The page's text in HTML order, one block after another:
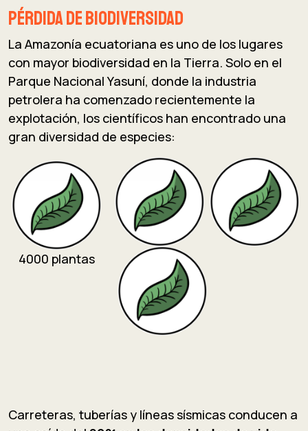
Pérdida de Biodiversidad
La Amazonía ecuatoriana es uno de los lugares
con mayor biodiversidad en la Tierra. Solo en el
Parque Nacional Yasuní, donde la industria
petrolera ha comenzado recientemente la
explotación, los científicos han encontrado una
gran diversidad de especies:
4000 plantas
Carreteras, tuberías y líneas sísmicas conducen a